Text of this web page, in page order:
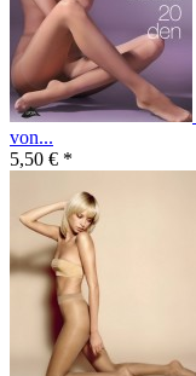
von...
5,50 € *